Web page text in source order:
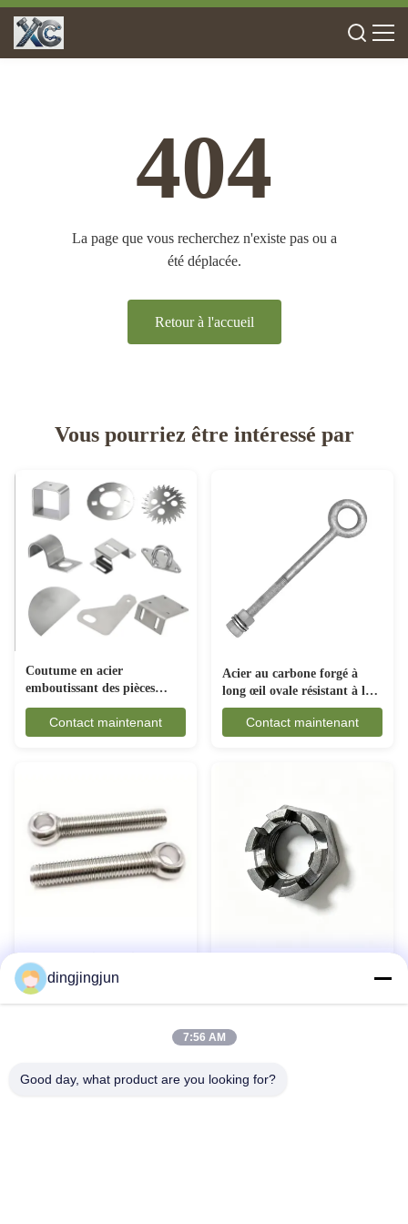
404
La page que vous recherchez n'existe pas ou a
été déplacée.
Retour à l'accueil
Vous pourriez être intéressé par
Coutume en acier
emboutissant des pièces
anticorrosion pour
l'industrie automobile
Contact maintenant
Acier au carbone forgé à
long œil ovale résistant à la
rouille pour les engins
maritimes
Contact maintenant
inoxydable 304 316 DIN444
Boulons à œil Boulon à œil
composants aérospatiaux
dingjingjun
7:56 AM
Good day, what product are you looking for?